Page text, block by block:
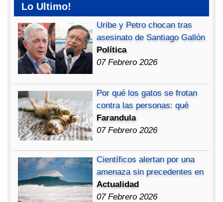
Lo Ultimo!
Uribe y Petro chocan tras
asesinato de Santiago Gallón
Política
07 Febrero 2026
Por qué los gatos se frotan
contra las personas: qué
Farandula
07 Febrero 2026
Científicos alertan por una
amenaza sin precedentes en
Actualidad
07 Febrero 2026